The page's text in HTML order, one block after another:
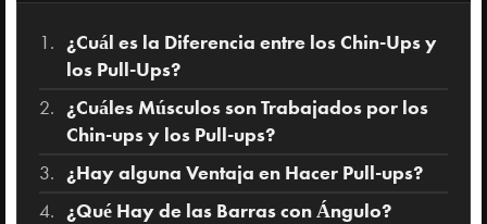
¿Cuál es la Diferencia entre los Chin-Ups y
los Pull-Ups?
¿Cuáles Músculos son Trabajados por los
Chin-ups y los Pull-ups?
¿Hay alguna Ventaja en Hacer Pull-ups?
¿Qué Hay de las Barras con Ángulo?